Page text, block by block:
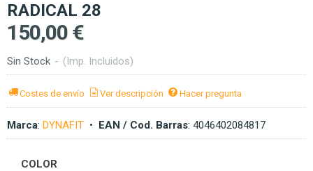
RADICAL 28
150,00 €
Sin Stock - (Imp. Incluidos)
Costes de envío Ver descripción Hacer pregunta
Marca: DYNAFIT • EAN / Cod. Barras: 4046402084817
COLOR